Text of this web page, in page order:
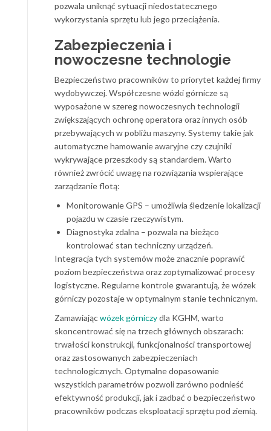
pozwala uniknąć sytuacji niedostatecznego
wykorzystania sprzętu lub jego przeciążenia.
Zabezpieczenia i
nowoczesne technologie
Bezpieczeństwo pracowników to priorytet każdej firmy
wydobywczej. Współczesne wózki górnicze są
wyposażone w szereg nowoczesnych technologii
zwiększających ochronę operatora oraz innych osób
przebywających w pobliżu maszyny. Systemy takie jak
automatyczne hamowanie awaryjne czy czujniki
wykrywające przeszkody są standardem. Warto
również zwrócić uwagę na rozwiązania wspierające
zarządzanie flotą:
Monitorowanie GPS – umożliwia śledzenie lokalizacji
pojazdu w czasie rzeczywistym.
Diagnostyka zdalna – pozwala na bieżąco
kontrolować stan techniczny urządzeń.
Integracja tych systemów może znacznie poprawić
poziom bezpieczeństwa oraz zoptymalizować procesy
logistyczne. Regularne kontrole gwarantują, że wózek
górniczy pozostaje w optymalnym stanie technicznym.
Zamawiającwózek górniczydla KGHM, warto
skoncentrować się na trzech głównych obszarach:
trwałości konstrukcji, funkcjonalności transportowej
oraz zastosowanych zabezpieczeniach
technologicznych. Optymalne dopasowanie
wszystkich parametrów pozwoli zarówno podnieść
efektywność produkcji, jak i zadbać o bezpieczeństwo
pracowników podczas eksploatacji sprzętu pod ziemią.